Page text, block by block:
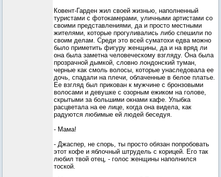
Ковент-Гарден жил своей жизнью, наполненный
туристами с фотокамерами, уличными артистами со
своими представлениями, да и просто местными
жителями, которые прогуливались либо спешили по
своим делам. Среди это всей суматохи едва можно
было приметить фигуру женщины, да и на вряд ли
она была заметна человеческому взгляду. Она была
прозрачной дымкой, словно лондонский туман,
черные как смоль волосы, которые унаследовала ее
дочь, спадали на плечи, облаченные в белое платье.
Ее взгляд был прикован к мужчине с бронзовыми
волосами и девушке с озорным ежиком на голове,
скрытыми за большими окнами кафе. Улыбка
расцветала на ее лице, когда она видела, как
радуются любимые ей людей беседуя.
- Мама!
- Джаспер, не спорь, ты просто обязан попробовать
этот кофе и яблочный штрудель с корицей. Его так
любил твой отец, - голос женщины наполнился
тоской.